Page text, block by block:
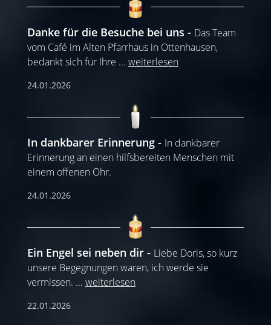
Danke für die Besuche bei uns
Das Team
vom Café im Alten Pfarrhaus in Ottenhausen,
bedankt sich für Ihre ... weiterlesen
24.01.2026
In dankbarer Erinnerung
In dankbarer
Erinnerung an einen hilfsbereiten Menschen mit
einem offenen Ohr.
24.01.2026
Ein Engel sei neben dir
Liebe Doris, so kurz
unsere Begegnungen waren, ich werde sie
vermissen. ... weiterlesen
22.01.2026